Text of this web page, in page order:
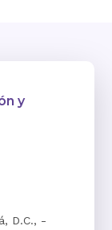
y
D.C., -